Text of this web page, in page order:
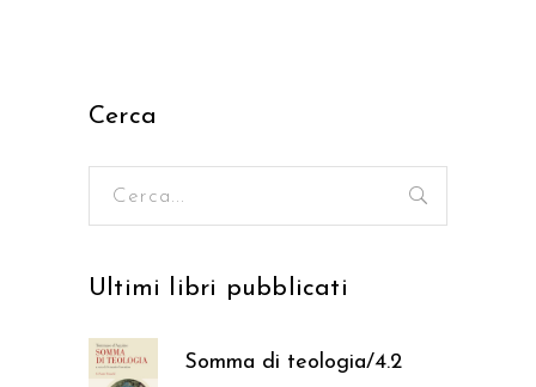
Cerca
Ultimi libri pubblicati
Somma di teologia/4.2